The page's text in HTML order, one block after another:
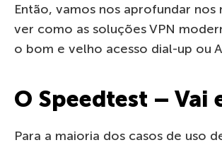
Então, vamos nos aprofundar nos
ver como as soluções VPN
o bom e velho acesso dial-up ou
O Speedtest – Vai
Para a maioria dos casos de uso